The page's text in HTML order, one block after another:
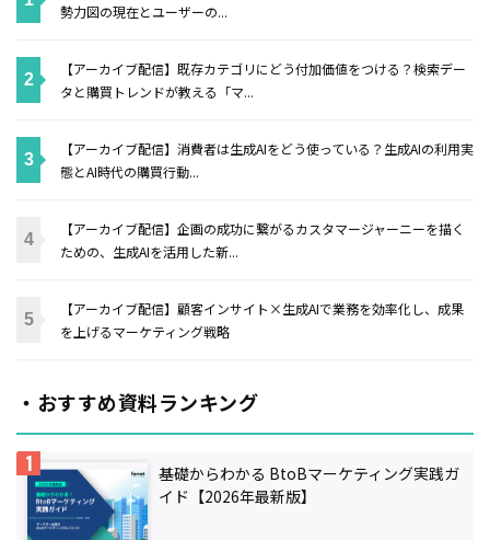
勢力図の現在とユーザーの...
【アーカイブ配信】既存カテゴリにどう付加価値をつける？検索デー
タと購買トレンドが教える「マ...
【アーカイブ配信】消費者は生成AIをどう使っている？生成AIの利用実
態とAI時代の購買行動...
【アーカイブ配信】企画の成功に繋がるカスタマージャーニーを描く
ための、生成AIを活用した新...
【アーカイブ配信】顧客インサイト×生成AIで業務を効率化し、成果
を上げるマーケティング戦略
・おすすめ資料ランキング
基礎からわかる BtoBマーケティング実践ガ
イド【2026年最新版】